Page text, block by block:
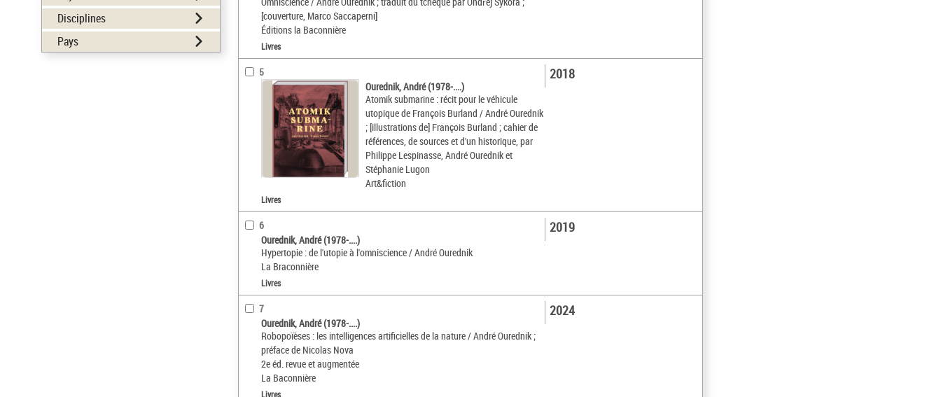
Disciplines
Pays
[couverture, Marco Saccaperni]
Éditions la Baconnière
Livres
5
Ourednik, André (1978-....)
Atomik submarine : récit pour le véhicule
utopique de François Burland / André Ourednik
; [illustrations de] François Burland ; cahier de
références, de sources et d'un historique, par
Philippe Lespinasse, André Ourednik et
Stéphanie Lugon
Art&fiction
2018
Livres
6
Ourednik, André (1978-....)
Hypertopie : de l'utopie à l'omniscience / André Ourednik
La Braconnière
2019
Livres
7
Ourednik, André (1978-....)
Robopoïèses : les intelligences artificielles de la nature / André Ourednik ;
préface de Nicolas Nova
2e éd. revue et augmentée
La Baconnière
2024
Livres